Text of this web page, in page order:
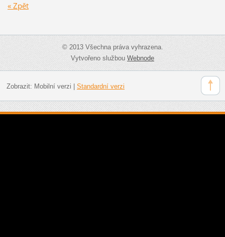
« Zpět
© 2013 Všechna práva vyhrazena.
Vytvořeno službouWebnode
Zobrazit: Mobilní verzi Standardní verzi